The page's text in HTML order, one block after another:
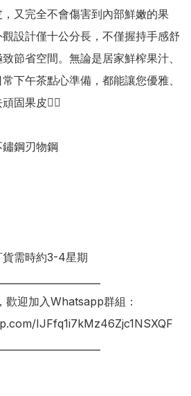
又完全不會傷害到內部鮮嫩的果
設計僅十公分長，不僅握持手感舒
節省空間。無論是居家鮮榨果汁、
下午茶點心準備，都能讓您優雅、
固果皮👍🏻
鋼刃物鋼
貨需時約3-4星期
歡迎加入Whatsapp群組：
IJFfq1i7kMz46Zjc1NSXQF